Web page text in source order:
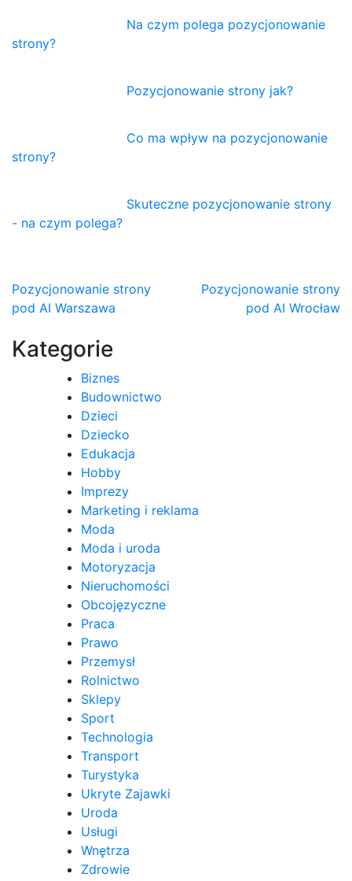
Na czym polega pozycjonowanie
strony?
Pozycjonowanie strony jak?
Co ma wpływ na pozycjonowanie
strony?
Skuteczne pozycjonowanie strony
- na czym polega?
Nawigacja
wpisu
Pozycjonowanie strony
pod AI Warszawa
Pozycjonowanie strony
pod AI Wrocław
Kategorie
Biznes
Budownictwo
Dzieci
Dziecko
Edukacja
Hobby
Imprezy
Marketing i reklama
Moda
Moda i uroda
Motoryzacja
Nieruchomości
Obcojęzyczne
Praca
Prawo
Przemysł
Rolnictwo
Sklepy
Sport
Technologia
Transport
Turystyka
Ukryte Zajawki
Uroda
Usługi
Wnętrza
Zdrowie